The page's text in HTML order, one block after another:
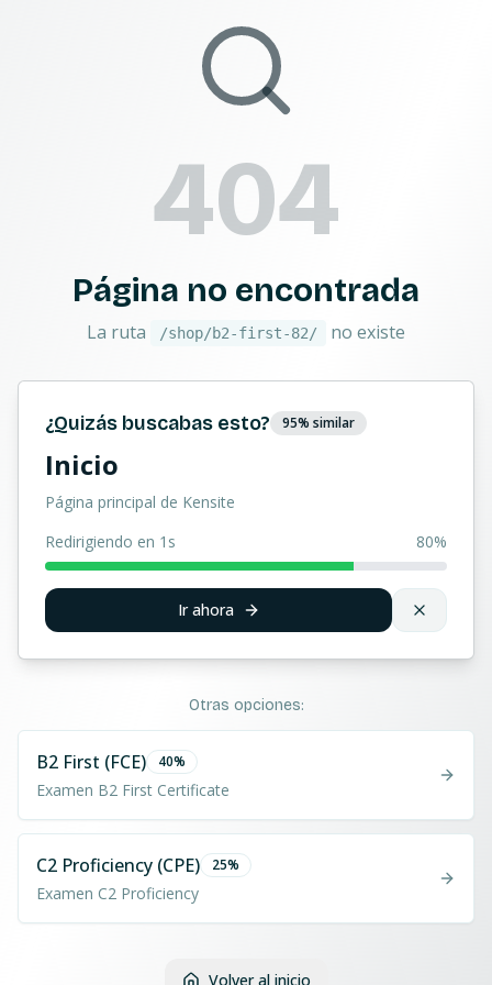
404
Página no encontrada
La ruta /shop/b2-first-82/ no existe
¿Quizás buscabas esto? 95% similar
Inicio
Página principal de Kensite
Redirigiendo en 1s
80%
Ir ahora
Otras opciones:
B2 First (FCE) 40%
Examen B2 First Certificate
C2 Proficiency (CPE) 25%
Examen C2 Proficiency
Volver al inicio